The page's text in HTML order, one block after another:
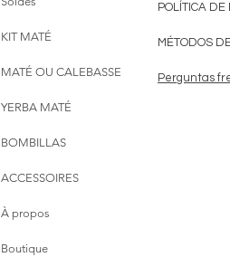
KIT MATÉ
MATÉ OU CALEBASSE
YERBA MATÉ
BOMBILLAS
ACCESSOIRES
À propos
Boutique
POLÍTICA DE
MÉTODOS
Perguntas